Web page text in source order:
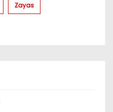
Zayas